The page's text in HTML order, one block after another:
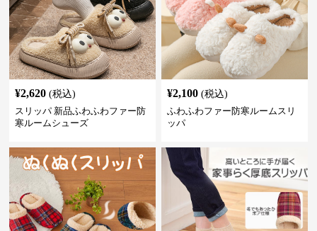
¥2,620 (税込)
スリッパ 新品ふわふわファー防
寒ルームシューズ
¥2,100 (税込)
ふわふわファー防寒ルームスリ
ッパ